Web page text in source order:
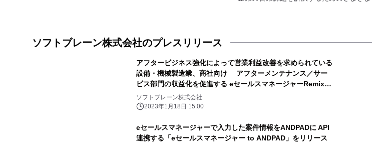
ソフトブレーン株式会社のプレスリリース
アフタービジネス強化によって営業利益改善を求められている
設備・機械製造業、商社向け アフターメンテナンス／サー
ビス部門の収益化を促進する eセールスマネージャーRemix
MS サービスエディション提供開始
ソフトブレーン株式会社
2023年1月18日 15:00
eセールスマネージャーで入力した案件情報をANDPADに API
連携する「eセールスマネージャー to ANDPAD」をリリース